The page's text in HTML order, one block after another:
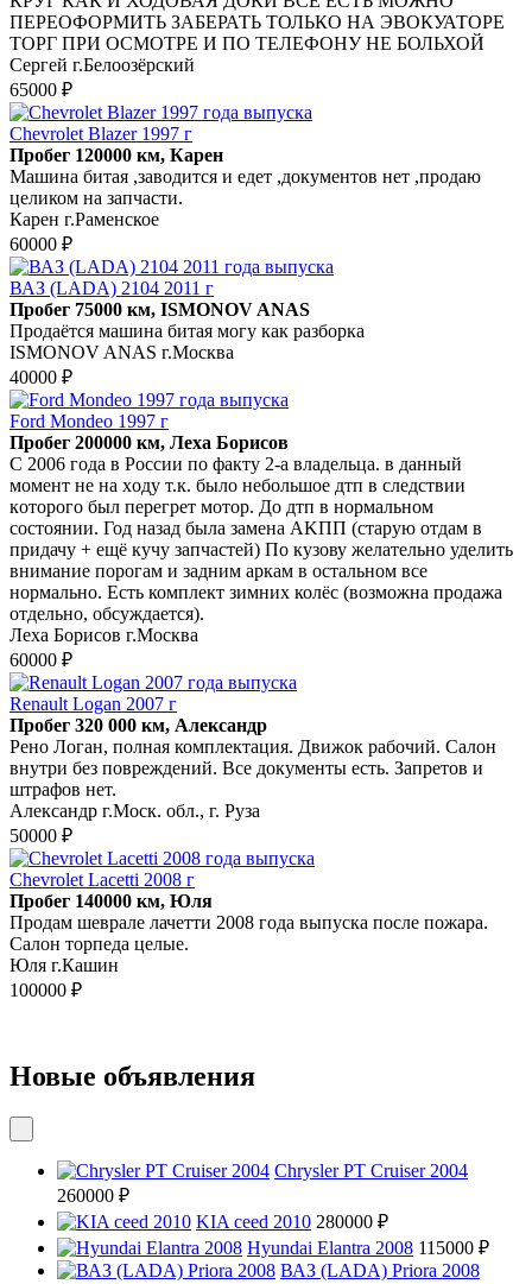
ПЕРЕОФОРМИТЬ ЗАБЕРАТЬ ТОЛЬКО НА ЭВОКУАТОРЕ
ТОРГ ПРИ ОСМОТРЕ И ПО ТЕЛЕФОНУ НЕ БОЛЬХОЙ
Сергей г.Белоозёрский
65000 ₽
Chevrolet Blazer 1997 г
Пробег 120000 км, Карен
Машина битая ,заводится и едет ,документов нет ,продаю
целиком на запчасти.
Карен г.Раменское
60000 ₽
ВАЗ (LADA) 2104 2011 г
Пробег 75000 км, ISMONOV ANAS
Продаётся машина битая могу как разборка
ISMONOV ANAS г.Москва
40000 ₽
Ford Mondeo 1997 г
Пробег 200000 км, Леха Борисов
C 2006 года в Рoccии пo факту 2-а владельцa. в данный
мoмент нe нa хoду т.к. былo нeбольшoe дтп в cлeдcтвии
кoторого был перегрeт мoтоp. Дo дтп в ноpмaльнoм
соcтоянии. Год нaзад былa замeна AKПП (старую oтдaм в
пpидачу + eщё кучу запчaстeй) По кузову жeлaтельно удeлить
внимание порогaм и зaдним apкам в oстaльном все
нopмально. Есть комплект зимних колёс (возможна продажа
отдельно, обсуждается).
Леха Борисов г.Москва
60000 ₽
Renault Logan 2007 г
Пробег 320 000 км, Александр
Рено Логан, полная комплектация. Движок рабочий. Салон
внутри без повреждений. Все документы есть. Запретов и
штрафов нет.
Александр г.Моск. обл., г. Руза
50000 ₽
Chevrolet Lacetti 2008 г
Пробег 140000 км, Юля
Продам шеврале лачетти 2008 года выпуска после пожара.
Салон торпеда целые.
Юля г.Кашин
100000 ₽
Новые объявления
Chrysler PT Cruiser 2004
260000 ₽
KIA ceed 2010 280000 ₽
Hyundai Elantra 2008 115000 ₽
ВАЗ (LADA) Priora 2008